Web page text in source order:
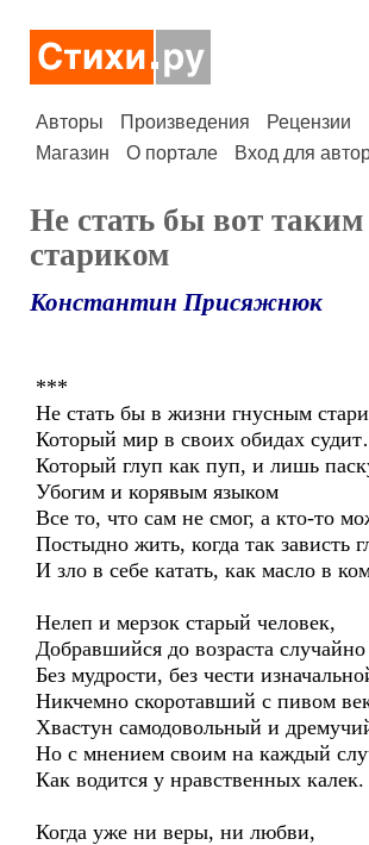
Авторы Произведения Рецензии
Магазин
О портале Вход для
Не стать бы вот
стариком
Константин Присяжнюк
***
Не стать бы в жизни гнусным
Который мир в своих обидах
Который глуп как пуп, и лишь
Убогим и корявым языком
Все то, что сам не смог, а кто-то
Постыдно жить, когда так зависть
И зло в себе катать, как масло в
Нелеп и мерзок старый человек,
Добравшийся до возраста
Без мудрости, без чести
Никчемно скоротавший с пивом
Хвастун самодовольный и
Но с мнением своим на каждый
Как водится у нравственных калек.
Когда уже ни веры, ни любви,